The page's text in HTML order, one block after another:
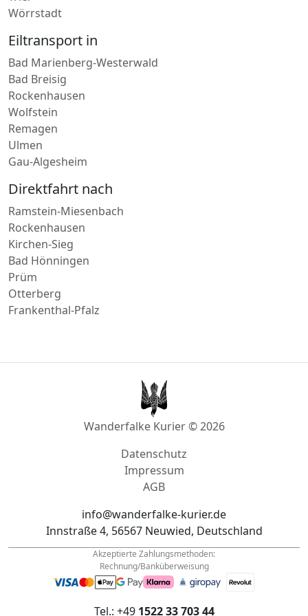
Grünstadt
Trier
Wörrstadt
Eiltransport in
Bad Marienberg-Westerwald
Bad Breisig
Rockenhausen
Wolfstein
Ulmen
Gau-Algesheim
Direktfahrt nach
Ramstein-Miesenbach
Rockenhausen
Kirchen-Sieg
Bad Hönningen
Frankenthal-Pfalz
Wanderfalke Kurier © 2026
Impressum
AGB
info@wanderfalke-kurier.de
Innstraße 4, 56567 Neuwied, Deutschland